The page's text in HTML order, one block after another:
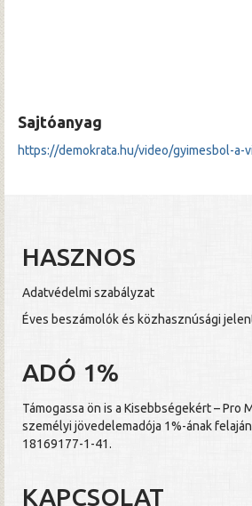
Sajtóanyag
https://demokrata.hu/video/gyimesbol-a-
HASZNOS
Adatvédelmi szabályzat
Éves beszámolók és közhasznúsági
ADÓ 1%
Támogassa ön is a Kisebbségekért – Pro
személyi jövedelemadója 1%-ának
18169177-1-41.
KAPCSOLAT